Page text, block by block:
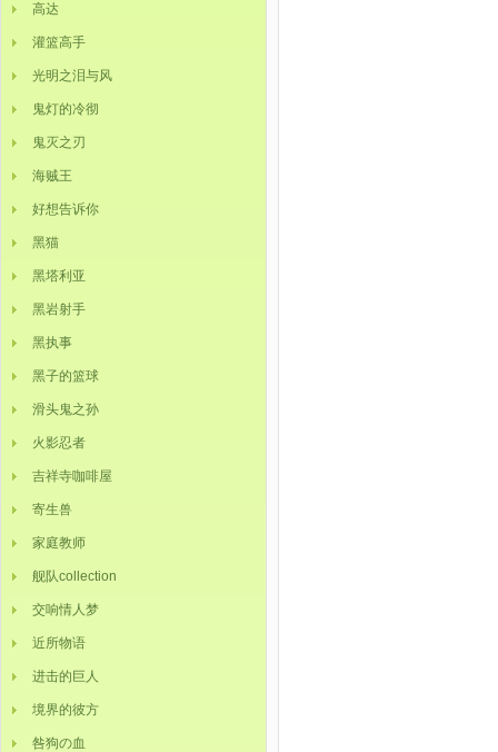
高达
灌篮高手
光明之泪与风
鬼灯的冷彻
鬼灭之刃
海贼王
好想告诉你
黑猫
黑塔利亚
黑岩射手
黑执事
黑子的篮球
滑头鬼之孙
火影忍者
吉祥寺咖啡屋
寄生兽
家庭教师
舰队collection
交响情人梦
近所物语
进击的巨人
境界的彼方
咎狗の血